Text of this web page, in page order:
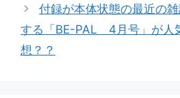
付録が本体状態の最近の
する「BE-PAL 4月号」が人
想？？